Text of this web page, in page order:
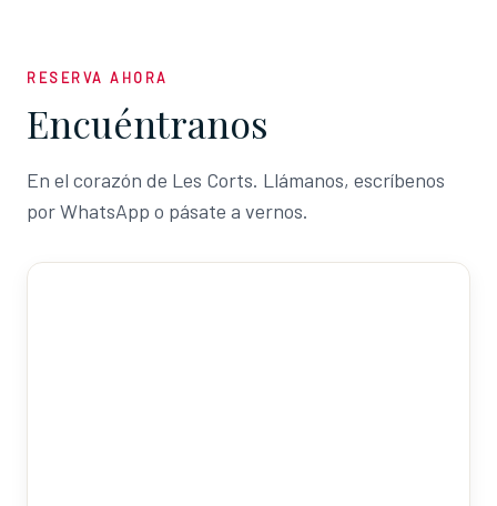
RESERVA AHORA
Encuéntranos
En el corazón de Les Corts. Llámanos, escríbenos
por WhatsApp o pásate a vernos.